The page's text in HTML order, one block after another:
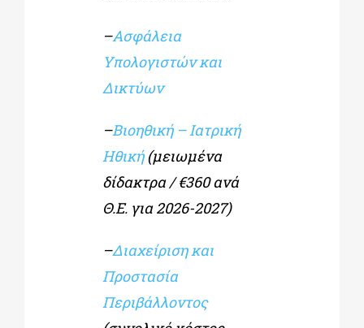
–Ασφάλεια
Υπολογιστών και
Δικτύων
–Βιοηθική – Ιατρική
Ηθική (μειωμένα
δίδακτρα / €360 ανά
Θ.Ε. για 2026-2027)
–Διαχείριση και
Προστασία
Περιβάλλοντος